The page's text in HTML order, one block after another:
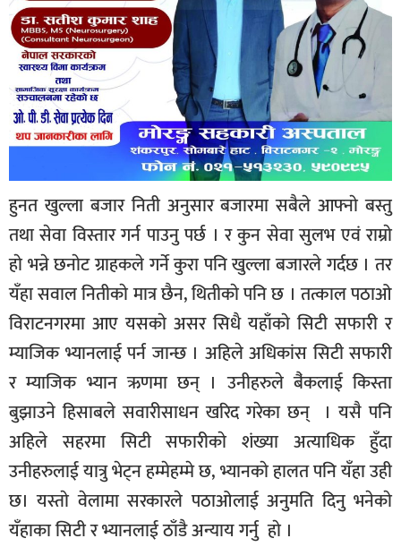
हुनत खुल्ला बजार निती अनुसार बजारमा सबैले आफ्नाे बस्तु
तथा सेवा विस्तार गर्न पाउनु पर्छ । र कुन सेवा सुलभ एवं राम्राे
हाे भन्ने छनाेट ग्राहकले गर्ने कुरा पनि खुल्ला बजारले गर्दछ । तर
यँहा सवाल नितीकाे मात्र छैन, थितीकाे पनि छ । तत्काल पठाओ
विराटनगरमा आए यसकाे असर सिधै यहाँकाे सिटी सफारी र
म्याजिक भ्यानलाई पर्न जान्छ । अहिले अधिकांस सिटी सफारी
र म्याजिक भ्यान ऋणमा छन् । उनीहरुले बै‌ंकलाई किस्ता
बुझाउने हिसाबले सवारीसाधन खरिद गरेका छन् । यसै पनि
अहिले सहरमा सिटी सफारीकाे शंख्या अत्याधिक हुँदा
उनीहरुलाई यात्रु भेट्न हम्मेहम्मे छ, भ्यानकाे हालत पनि यँहा उही
छ। यस्ताे वेलामा सरकारले पठाओलाई अनुमति दिनु भनेकाे
यँहाका सिटी र भ्यानलाई ठाँडै अन्याय गर्नु हाे ।